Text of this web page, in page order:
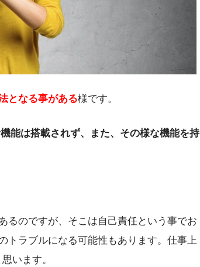
となる事がある様です。
能は搭載されず、また、その様な機能を持
るのですが、そこは自己責任という事でお
トラブルになる可能性もあります。仕事上
います。